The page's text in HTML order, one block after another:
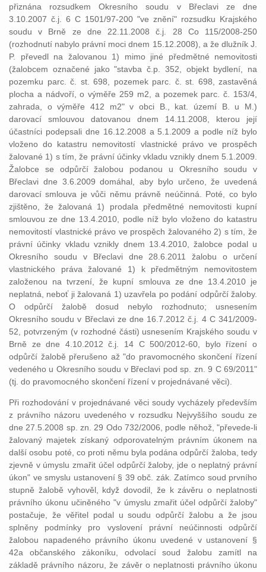
přiznána rozsudkem Okresního soudu v Břeclavi ze dne
3.10.2007 č.j. 6 C 1501/97-200 "ve znění" rozsudku Krajského
soudu v Brně ze dne 22.11.2008 č.j. 28 Co 115/2008-250
(rozhodnutí nabylo právní moci dnem 15.12.2008), a že dlužník J.
P. převedl na žalovanou 1) mimo jiné předmětné nemovitosti
(žalobcem označené jako "stavba č.p. 352, objekt bydlení, na
pozemku parc. č. st. 698, pozemek parc. č. st. 698, zastavěná
plocha a nádvoří, o výměře 259 m2, a pozemek parc. č. 153/4,
zahrada, o výměře 412 m2" v obci B., kat. území B. u M.)
darovací smlouvou datovanou dnem 14.11.2008, kterou její
účastníci podepsali dne 16.12.2008 a 5.1.2009 a podle níž bylo
vloženo do katastru nemovitostí vlastnické právo ve prospěch
žalované 1) s tím, že právní účinky vkladu vznikly dnem 5.1.2009.
Žalobce se odpůrčí žalobou podanou u Okresního soudu v
Břeclavi dne 3.6.2009 domáhal, aby bylo určeno, že uvedená
darovací smlouva je vůči němu právně neúčinná. Poté, co bylo
zjištěno, že žalovaná 1) prodala předmětné nemovitosti kupní
smlouvou ze dne 13.4.2010, podle níž bylo vloženo do katastru
nemovitostí vlastnické právo ve prospěch žalovaného 2) s tím, že
právní účinky vkladu vznikly dnem 13.4.2010, žalobce podal u
Okresního soudu v Břeclavi dne 28.6.2011 žalobu o určení
vlastnického práva žalované 1) k předmětným nemovitostem
založenou na tvrzení, že kupní smlouva ze dne 13.4.2010 je
neplatná, neboť ji žalovaná 1) uzavřela po podání odpůrčí žaloby.
O odpůrčí žalobě dosud nebylo rozhodnuto; usnesením
Okresního soudu v Břeclavi ze dne 16.7.2012 č.j. 4 C 341/2009-
52, potvrzeným (v rozhodné části) usnesením Krajského soudu v
Brně ze dne 4.10.2012 č.j. 14 C 500/2012-60, bylo řízení o
odpůrčí žalobě přerušeno až "do pravomocného skončení řízení
vedeného u Okresního soudu v Břeclavi pod sp. zn. 9 C 69/2011"
(tj. do pravomocného skončení řízení v projednávané věci).
Při rozhodování v projednávané věci soudy vycházely především
z právního názoru uvedeného v rozsudku Nejvyššího soudu ze
dne 27.5.2008 sp. zn. 29 Odo 732/2006, podle něhož, "převede-li
žalovaný majetek získaný odporovatelným právním úkonem na
další osobu poté, co proti němu byla podána odpůrčí žaloba, tedy
zjevně v úmyslu zmařit účel odpůrčí žaloby, jde o neplatný právní
úkon" ve smyslu ustanovení § 39 obč. zák. Zatímco soud prvního
stupně žalobě vyhověl, když dovodil, že k závěru o neplatnosti
právního úkonu učiněného "v úmyslu zmařit účel odpůrčí žaloby"
postačuje, že věřitel podal u soudu odpůrčí žalobu a že jsou
splněny podmínky pro vyslovení právní neúčinnosti odpůrčí
žalobou napadeného právního úkonu uvedené v ustanovení §
42a občanského zákoníku, odvolací soud žalobu zamítl na
základě právního názoru, že závěr o neplatnosti právního úkonu